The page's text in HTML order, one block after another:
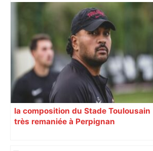
« Rien d'inquiétant » pour Guillaume
Restes, le gardien de Toulouse, après
sa sortie à Metz – L'Équipe
la composition du Stade Toulousain
très remaniée à Perpignan